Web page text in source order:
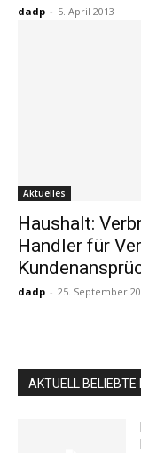
dadp - 5. April 2013
Aktuelles
Haushalt:
Handler für
dadp - 25. September
AKTUELL